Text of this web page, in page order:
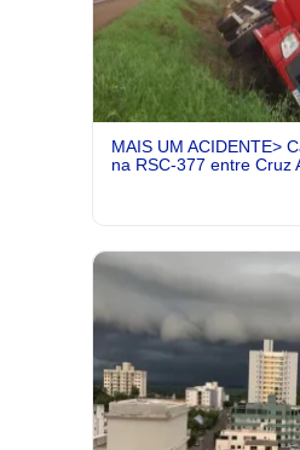
MAIS UM ACIDENTE>
na RSC-377 entre Cruz